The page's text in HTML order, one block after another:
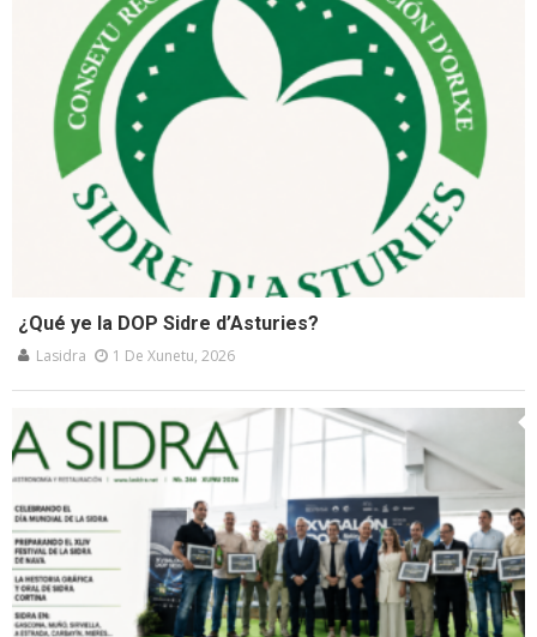
¿Qué ye la DOP Sidre d’Asturies?
Lasidra 1 De Xunetu, 2026